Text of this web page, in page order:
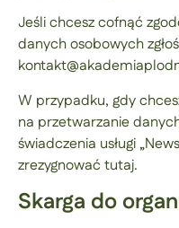
Jeśli chcesz cofnąć
danych osobowych
W przypadku, gdy
na przetwarzanie
świadczenia usługi
zrezygnowaćtutaj.
Skarga do